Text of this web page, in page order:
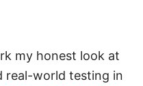
my honest look at
real-world testing in